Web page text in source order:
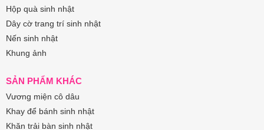
Hộp quà sinh nhật
Dây cờ trang trí sinh nhật
Nến sinh nhật
Khung ảnh
SẢN PHẨM KHÁC
Vương miện cô dâu
Khay để bánh sinh nhật
Khăn trải bàn sinh nhật